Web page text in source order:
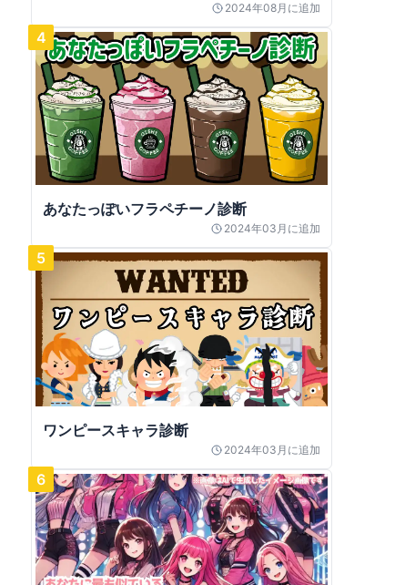
2024年08月 に追加
4
あなたっぽいフラペチーノ診断
2024年03月 に追加
5
ワンピースキャラ診断
2024年03月 に追加
6